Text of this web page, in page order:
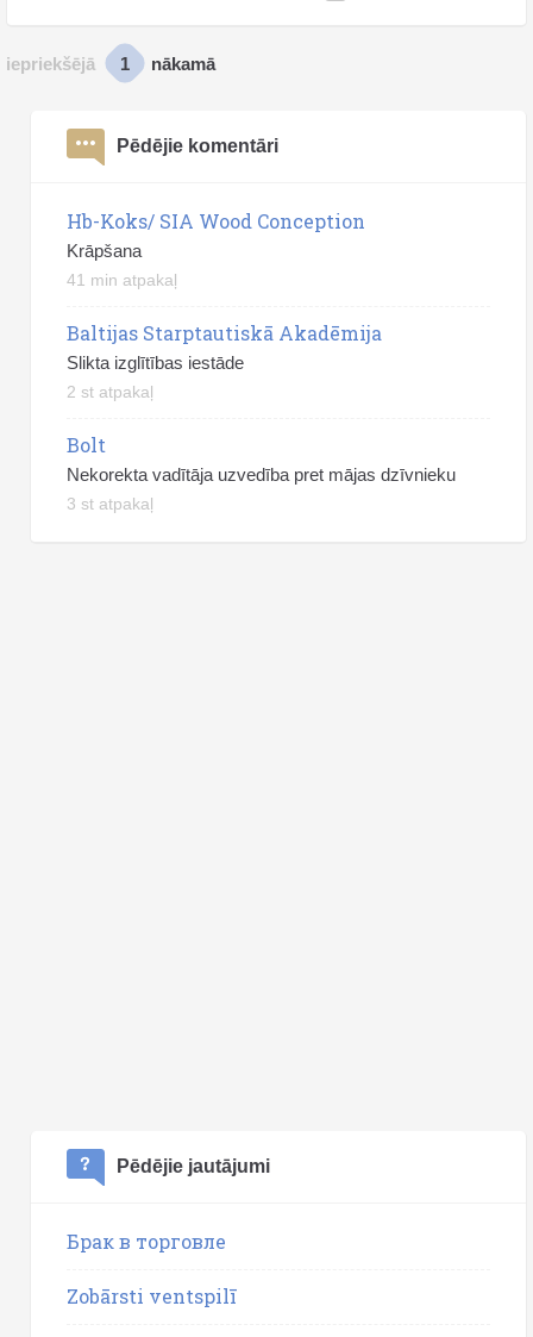
iepriekšējā 1 nākamā
Pēdējie komentāri
Hb-Koks/ SIA Wood Conception
Krāpšana
41 min atpakaļ
Baltijas Starptautiskā Akadēmija
Slikta izglītības iestāde
2 st atpakaļ
Bolt
Nekorekta vadītāja uzvedība pret mājas dzīvnieku
3 st atpakaļ
Pēdējie jautājumi
Брак в торговле
Zobārsti ventspilī